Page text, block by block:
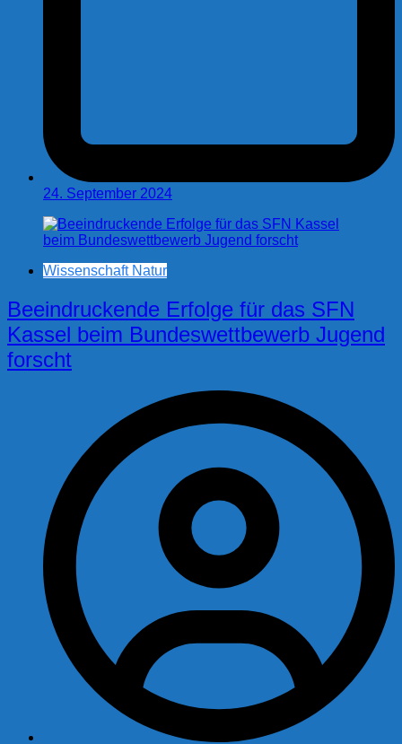
24. September 2024
Wissenschaft Natur
Beeindruckende Erfolge für das SFN
Kassel beim Bundeswettbewerb Jugend
forscht